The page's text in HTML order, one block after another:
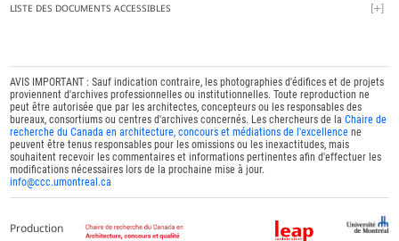
LISTE DES DOCUMENTS ACCESSIBLES
AVIS IMPORTANT : Sauf indication contraire, les photographies d'édifices et de projets
proviennent d'archives professionnelles ou institutionnelles. Toute reproduction ne
peut être autorisée que par les architectes, concepteurs ou les responsables des
bureaux, consortiums ou centres d'archives concernés. Les chercheurs de laChaire de
recherche du Canada en architecture, concours et médiations de l'excellence ne
peuvent être tenus responsables pour les omissions ou les inexactitudes, mais
souhaitent recevoir les commentaires et informations pertinentes afin d'effectuer les
modifications nécessaires lors de la prochaine mise à jour.
info@ccc.umontreal.ca
Production